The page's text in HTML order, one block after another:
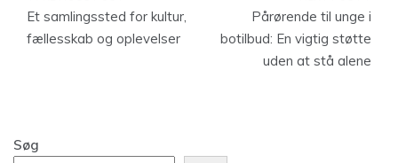
Et samlingssted for kultur,
fællesskab og oplevelser
Pårørende til unge i
botilbud: En vigtig støtte
uden at stå alene
Søg